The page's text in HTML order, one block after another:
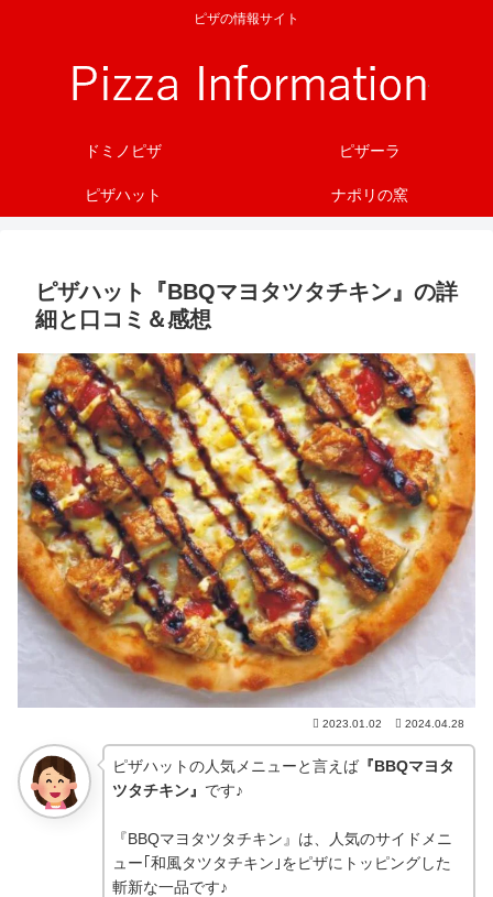
ピザの情報サイト
ドミノピザ ピザーラ
ピザハット ナポリの窯
ピザハット『BBQマヨタツタチキン』の詳
細と口コミ＆感想
2023.01.02 2024.04.28
ピザハットの人気メニューと言えば『BBQマヨタ
ツタチキン』 です♪
『BBQマヨタツタチキン』は、人気のサイドメニ
ュー｢和風タツタチキン｣をピザにトッピングした
斬新な一品です♪